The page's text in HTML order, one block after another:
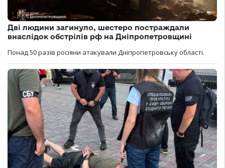
Дві людини загинуло, шестеро постраждали
внаслідок обстрілів рф на Дніпропетровщині
Понад 50 разів росіяни атакували Дніпропетровську області.